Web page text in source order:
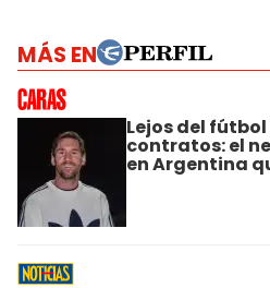
MÁS EN
Lejos del
contratos: el
en Argentina